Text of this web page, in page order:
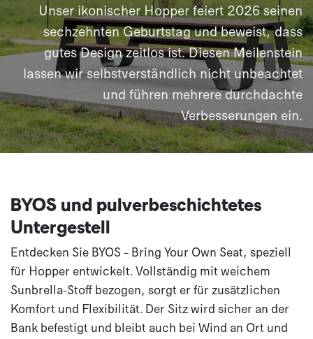
Unser ikonischer Hopper feiert 2026 seinen
sechzehnten Geburtstag und beweist, dass
gutes Design zeitlos ist. Diesen Meilenstein
lassen wir selbstverständlich nicht unbeachtet
und führen mehrere durchdachte
Verbesserungen ein.
BYOS und pulverbeschichtetes
Untergestell
Entdecken Sie BYOS – Bring Your Own Seat, speziell
für Hopper entwickelt. Vollständig mit weichem
Sunbrella-Stoff bezogen, sorgt er für zusätzlichen
Komfort und Flexibilität. Der Sitz wird sicher an der
Bank befestigt und bleibt auch bei Wind an Ort und